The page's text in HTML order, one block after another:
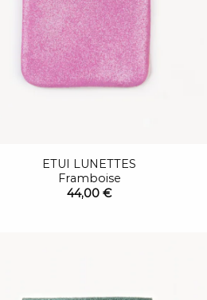
ETUI LUNETTES
Framboise
44,00 €